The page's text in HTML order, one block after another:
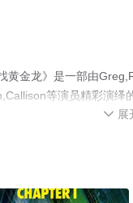
金龙》是一部由
等演员精彩演
猫或剧情网等平台了解。
 展